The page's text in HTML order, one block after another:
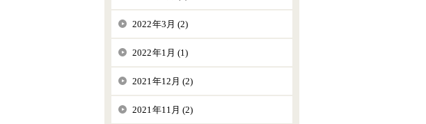
2022年3月 (2)
2022年1月 (1)
2021年12月 (2)
2021年11月 (2)